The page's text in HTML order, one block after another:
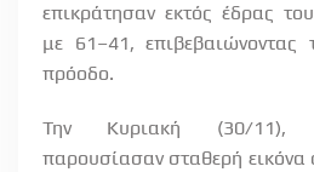
επικράτησαν εκτός έδρας
με 61–41, επιβεβαιώνοντας
πρόοδο.
Την Κυριακή (30/11),
παρουσίασαν σταθερή εικόνα